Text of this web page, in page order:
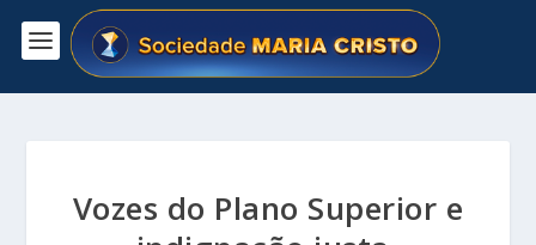
Vozes do Plano Superior e